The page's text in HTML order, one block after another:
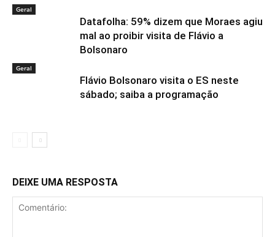
Geral
Datafolha: 59% dizem que Moraes agiu
mal ao proibir visita de Flávio a
Bolsonaro
Geral
Flávio Bolsonaro visita o ES neste
sábado; saiba a programação
DEIXE UMA RESPOSTA